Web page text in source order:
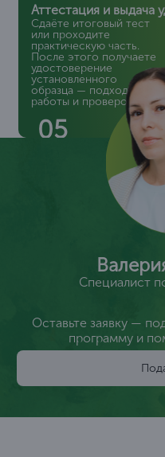
Аттестация и выдача
Сдаёте итоговый тест
или проходите
практическую часть.
После этого получаете
удостоверение
установленного
образца — подходит для
работы и проверок
05
Специалист
Оставьте заявку —
программу и